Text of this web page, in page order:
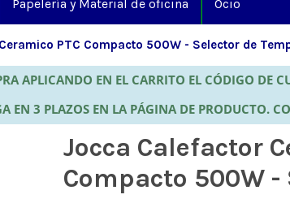
Papelería y Material de oficina Ocio
PTC Compacto 500W - Selector de
APLICANDO EN EL CARRITO EL CÓDIGO DE
EN 3 PLAZOS EN LA PÁGINA DE PRODUCTO.
Jocca Calefactor
Compacto 500W -